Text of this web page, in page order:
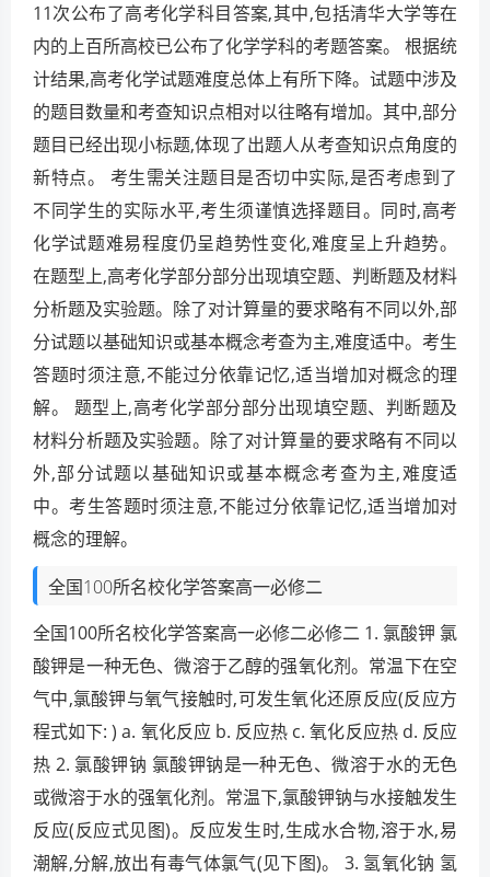
11次公布了高考化学科目答案,其中,包括清华大学等在
内的上百所高校已公布了化学学科的考题答案。 根据统
计结果,高考化学试题难度总体上有所下降。试题中涉及
的题目数量和考查知识点相对以往略有增加。其中,部分
题目已经出现小标题,体现了出题人从考查知识点角度的
新特点。 考生需关注题目是否切中实际,是否考虑到了
不同学生的实际水平,考生须谨慎选择题目。同时,高考
化学试题难易程度仍呈趋势性变化,难度呈上升趋势。
在题型上,高考化学部分部分出现填空题、判断题及材料
分析题及实验题。除了对计算量的要求略有不同以外,部
分试题以基础知识或基本概念考查为主,难度适中。考生
答题时须注意,不能过分依靠记忆,适当增加对概念的理
解。 题型上,高考化学部分部分出现填空题、判断题及
材料分析题及实验题。除了对计算量的要求略有不同以
外,部分试题以基础知识或基本概念考查为主,难度适
中。考生答题时须注意,不能过分依靠记忆,适当增加对
概念的理解。
全国100所名校化学答案高一必修二
全国100所名校化学答案高一必修二必修二 1. 氯酸钾 氯
酸钾是一种无色、微溶于乙醇的强氧化剂。常温下在空
气中,氯酸钾与氧气接触时,可发生氧化还原反应(反应方
程式如下: ) a. 氧化反应 b. 反应热 c. 氧化反应热 d. 反应
热 2. 氯酸钾钠 氯酸钾钠是一种无色、微溶于水的无色
或微溶于水的强氧化剂。常温下,氯酸钾钠与水接触发生
反应(反应式见图)。反应发生时,生成水合物,溶于水,易
潮解,分解,放出有毒气体氯气(见下图)。 3. 氢氧化钠 氢